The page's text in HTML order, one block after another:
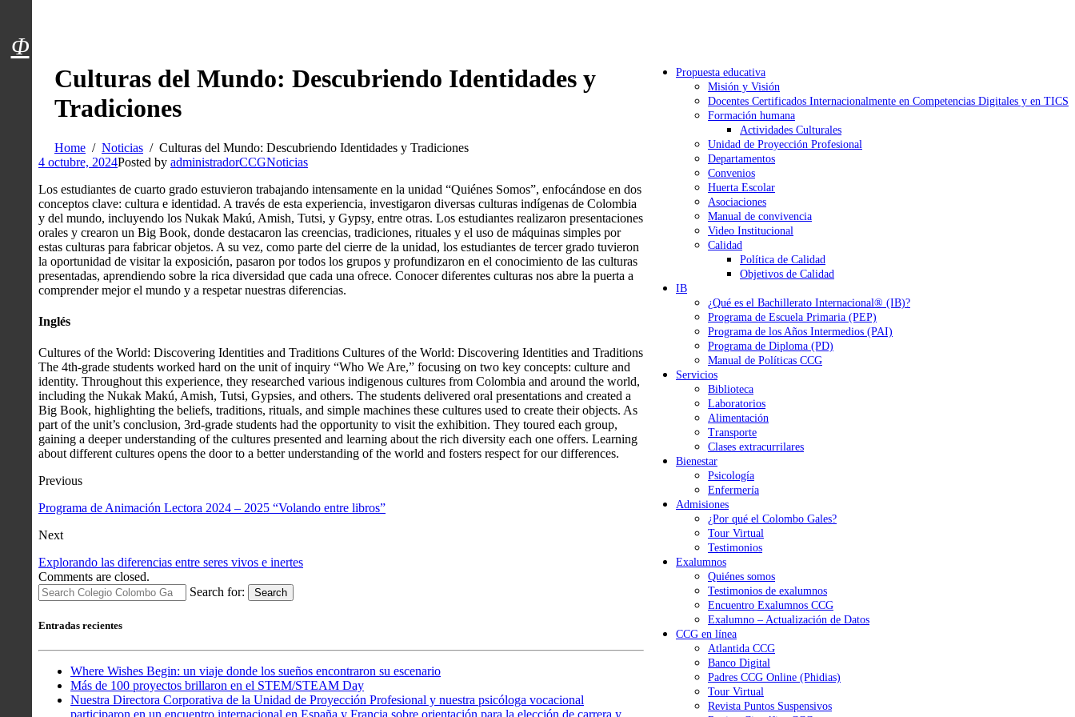
Propuesta educativa
Misión y Visión
Docentes Certificados Internacionalmente en Competencias Digitales y en TICS
Formación humana
Actividades Culturales
Unidad de Proyección Profesional
Departamentos
Convenios
Huerta Escolar
Asociaciones
Manual de convivencia
Video Institucional
Calidad
Política de Calidad
Objetivos de Calidad
IB
¿Qué es el Bachillerato Internacional® (IB)?
Programa de Escuela Primaria (PEP)
Programa de los Años Intermedios (PAI)
Programa de Diploma (PD)
Manual de Políticas CCG
Servicios
Biblioteca
Laboratorios
Alimentación
Transporte
Clases extracurrilares
Bienestar
Psicología
Enfermería
Admisiones
¿Por qué el Colombo Gales?
Tour Virtual
Testimonios
Exalumnos
Quiénes somos
Testimonios de exalumnos
Encuentro Exalumnos CCG
Exalumno – Actualización de Datos
CCG en línea
Atlantida CCG
Banco Digital
Padres CCG Online (Phidias)
Tour Virtual
Revista Puntos Suspensivos
Culturas del Mundo: Descubriendo Identidades y
Tradiciones
Home Noticias
Culturas del Mundo: Descubriendo Identidades y Tradiciones
4 octubre, 2024Posted by administradorCCGNoticias
Los estudiantes de cuarto grado estuvieron trabajando intensamente en la unidad “Quiénes Somos”, enfocándose en dos
conceptos clave: cultura e identidad. A través de esta experiencia, investigaron diversas culturas indígenas de Colombia
y del mundo, incluyendo los Nukak Makú, Amish, Tutsi, y Gypsy, entre otras. Los estudiantes realizaron presentaciones
orales y crearon un Big Book, donde destacaron las creencias, tradiciones, rituales y el uso de máquinas simples por
estas culturas para fabricar objetos. A su vez, como parte del cierre de la unidad, los estudiantes de tercer grado tuvieron
la oportunidad de visitar la exposición, pasaron por todos los grupos y profundizaron en el conocimiento de las culturas
presentadas, aprendiendo sobre la rica diversidad que cada una ofrece. Conocer diferentes culturas nos abre la puerta a
comprender mejor el mundo y a respetar nuestras diferencias.
Inglés
Cultures of the World: Discovering Identities and Traditions Cultures of the World: Discovering Identities and Traditions
The 4th-grade students worked hard on the unit of inquiry “Who We Are,” focusing on two key concepts: culture and
identity. Throughout this experience, they researched various indigenous cultures from Colombia and around the world,
including the Nukak Makú, Amish, Tutsi, Gypsies, and others. The students delivered oral presentations and created a
Big Book, highlighting the beliefs, traditions, rituals, and simple machines these cultures used to create their objects. As
part of the unit’s conclusion, 3rd-grade students had the opportunity to visit the exhibition. They toured each group,
gaining a deeper understanding of the cultures presented and learning about the rich diversity each one offers. Learning
about different cultures opens the door to a better understanding of the world and fosters respect for our differences.
Previous
Programa de Animación Lectora 2024 – 2025 “Volando entre libros”
Next
Explorando las diferencias entre seres vivos e inertes
Comments are closed.
Search for:
Search
Entradas recientes
Where Wishes Begin: un viaje donde los sueños encontraron su escenario
Más de 100 proyectos brillaron en el STEM/STEAM Day
Nuestra Directora Corporativa de la Unidad de Proyección Profesional y nuestra psicóloga vocacional
participaron en un encuentro internacional en España y Francia sobre orientación para la elección de carrera y
Φ